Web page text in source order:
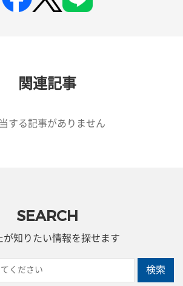
関連記事
する記事がありません
SEARCH
が知りたい情報を探せます
検索